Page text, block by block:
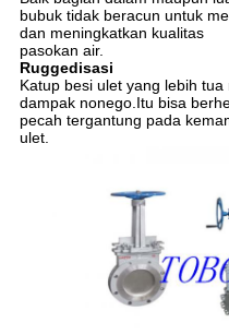
bubuk tidak beracun untuk
dan meningkatkan kualitas
pasokan air.
Ruggedisasi
Katup besi ulet yang lebih
dampak nonego.Itu bisa
pecah tergantung pada
ulet.